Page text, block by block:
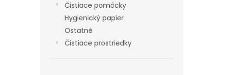
Čistiace pomôcky
Hygienický papier
Ostatné
Čistiace prostriedky